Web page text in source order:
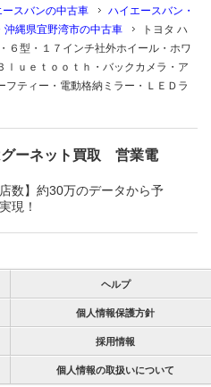
ースバンの中古車
ハイエースバン・
沖縄県宜野湾市の中古車
トヨタ ハ
型・１７インチ社外ホイール・ホワ
ｌｕｅｔｏｏｔｈ・バックカメラ・ア
フティー・電動格納ミラー・ＬＥＤラ
グーネット買取 営業電
数】約30万のデータから予
現！
ヘルプ
個人情報保護方針
採用情報
個人情報の取扱いについて